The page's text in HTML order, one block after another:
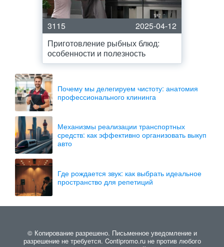
3115
2025-04-12
Приготовление рыбных блюд:
особенности и полезность
Почему мы делегируем чистоту: анатомия
профессионального клининга
Механизмы реализации транспортных
средств: как эффективно организовать выкуп
авто
Где рождается звук: как выбрать идеальное
пространство для репетиций
© Копирование разрешено. Письменное уведомление и
разрешение не требуется. Contipromo.ru не против любого